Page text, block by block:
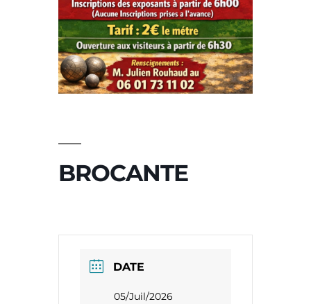
BROCANTE
DATE
05/Juil/2026